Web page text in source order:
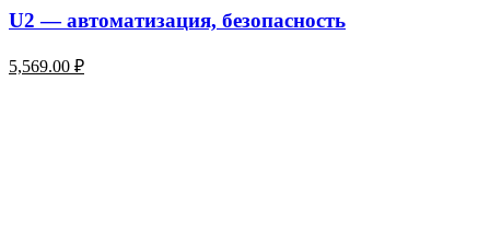
U2 — автоматизация, безопасность
5,569.00 ₽